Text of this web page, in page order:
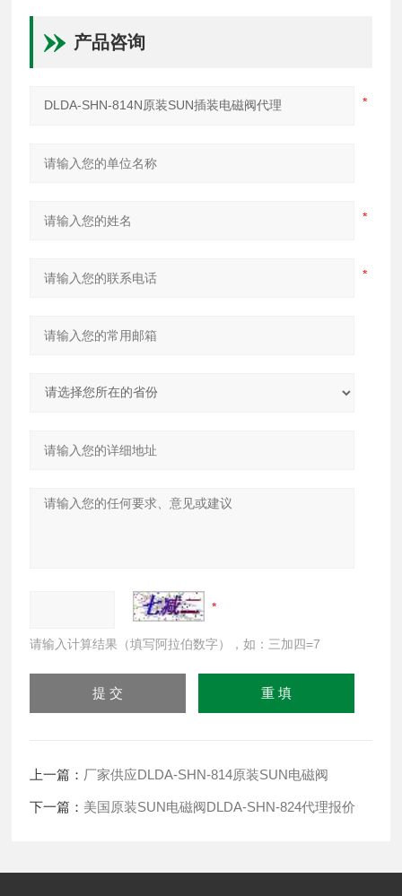
产品咨询
请输入计算结果（填写阿拉伯数字），如：三加四=7
上一篇： 厂家供应DLDA-SHN-814原装SUN电磁阀
下一篇： 美国原装SUN电磁阀DLDA-SHN-824代理报价